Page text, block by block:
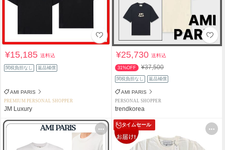
¥15,185送料込
関税負担なし 返品補償
AMI PARIS
PREMIUM PERSONAL SHOPPER
JM Luxury
¥25,730送料込
31%OFF ¥37,500
関税負担なし 返品補償
AMI PARIS
PERSONAL SHOPPER
trendkorea
タイムセール